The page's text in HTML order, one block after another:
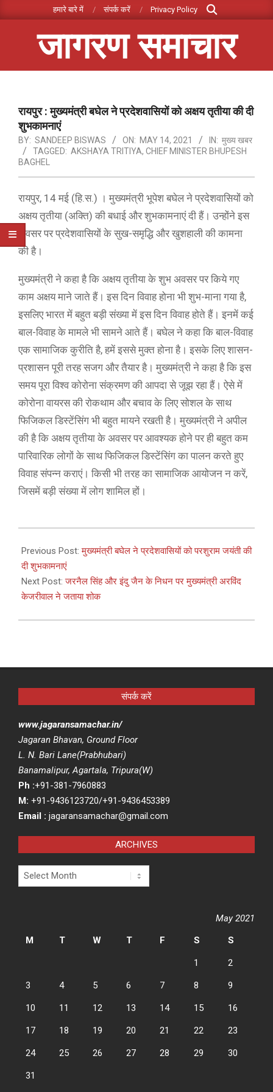
to
हमारे बारे में संपर्क करें Privacy Policy
Search
जागरण समाचार
Menuरायपुर : मुख्यमंत्री बघेल ने प्रदेशवासियों को अक्षय तृतीया की दी
शुभकामनाएं
BY: SANDEEP BISWAS ON: MAY 14, 2021 IN: मुख्य खबर
TAGGED: AKSHAYA TRITIYA, CHIEF MINISTER BHUPESH
BAGHEL
रायपुर, 14 मई (हि.स.) । मुख्यमंत्री भूपेश बघेल ने प्रदेशवासियों को
अक्षय तृतीया (अक्ति) की बधाई और शुभकामनाएं दी हैं। उन्होंने इस
अवसर पर प्रदेशवासियों के सुख-समृद्धि और खुशहाली की कामना
की है।
मुख्यमंत्री ने कहा है कि अक्षय तृतीया के शुभ अवसर पर किये गए
काम अक्षय माने जाते हैं। इस दिन विवाह होना भी शुभ-माना गया है,
इसलिए भारत में बहुत बड़ी संख्या में इस दिन विवाह होते हैं। इनमें कई
बाल-विवाह के मामले भी सामने आते हैं। बघेल ने कहा कि बाल-विवाह
एक सामाजिक कुरीति है, हमें इससे मुक्त होना है। इसके लिए शासन-
प्रशासन पूरी तरह सजग और तैयार है। मुख्यमंत्री ने कहा है कि इस
समय पूरा विश्व कोरोना संक्रमण की आपदा से जूझ रहा हैं। ऐसे में
कोरोना वायरस की रोकथाम और बचाव के लिए सोशल के साथ
फिजिकल डिस्टेंसिंग भी बहुत मायने रखती है। मुख्यमंत्री ने अपील
की है कि अक्षय तृतीया के अवसर पर आवश्यक होने पर ही बहुत कम
पारिवारिक लोगों के साथ फिजिकल डिस्टेंसिंग का पालन करते हुए
विवाह संपन्न कराएं। किसी भी तरह का सामाजिक आयोजन न करें,
जिसमें बड़ी संख्या में लोग शामिल हों।
05-
14
Previous Post:मुख्यमंत्री बघेल ने प्रदेशवासियों को परशुराम जयंती की
दी शुभकामनाएं
Next Post:जरनैल सिंह और इंदु जैन के निधन पर मुख्यमंत्री अरविंद
केजरीवाल ने जताया शोक
संपर्क करें
www.jagaransamachar.in/
Jagaran Bhavan, Ground Floor
L. N. Bari Lane(Prabhubari)
Banamalipur, Agartala, Tripura(W)
Ph :+91-381-7960883
M: +91-9436123720/+91-9436453389
Email : jagaransamachar@gmail.com
ARCHIVES
Archives
May 2021
M
T W T F S S
1 2
3 4 5 6 7 8 9
10 11 12 13 14 15 16
17 18 19 20 21 22 23
24 25 26 27 28 29 30
31